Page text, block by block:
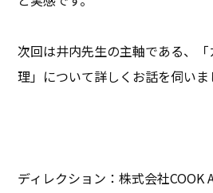
次回は井内先生の主軸である、
理」について詳しくお話を伺いま
ディレクション：株式会社COOK